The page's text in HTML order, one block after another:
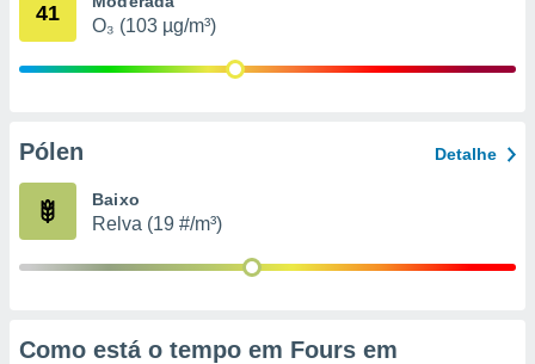
estudos
41
O₃ (103 µg/m³)
Pólen Detalhe
Baixo
Relva (19 #/m³)
Como está o tempo em Fours em